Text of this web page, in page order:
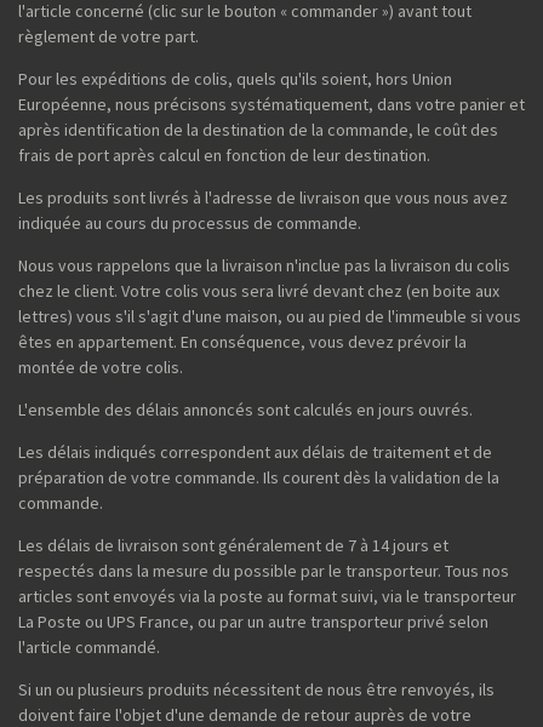
l'article concerné (clic sur le bouton « commander ») avant tout
règlement de votre part.
Pour les expéditions de colis, quels qu'ils soient, hors Union
Européenne, nous précisons systématiquement, dans votre panier et
après identification de la destination de la commande, le coût des
frais de port après calcul en fonction de leur destination.
Les produits sont livrés à l'adresse de livraison que vous nous avez
indiquée au cours du processus de commande.
Nous vous rappelons que la livraison n'inclue pas la livraison du colis
chez le client. Votre colis vous sera livré devant chez (en boite aux
lettres) vous s'il s'agit d'une maison, ou au pied de l'immeuble si vous
êtes en appartement. En conséquence, vous devez prévoir la
montée de votre colis.
L'ensemble des délais annoncés sont calculés en jours ouvrés.
Les délais indiqués correspondent aux délais de traitement et de
préparation de votre commande. Ils courent dès la validation de la
commande.
Les délais de livraison sont généralement de 7 à 14 jours et
respectés dans la mesure du possible par le transporteur. Tous nos
articles sont envoyés via la poste au format suivi, via le transporteur
La Poste ou UPS France, ou par un autre transporteur privé selon
l'article commandé.
Si un ou plusieurs produits nécessitent de nous être renvoyés, ils
doivent faire l'objet d'une demande de retour auprès de votre